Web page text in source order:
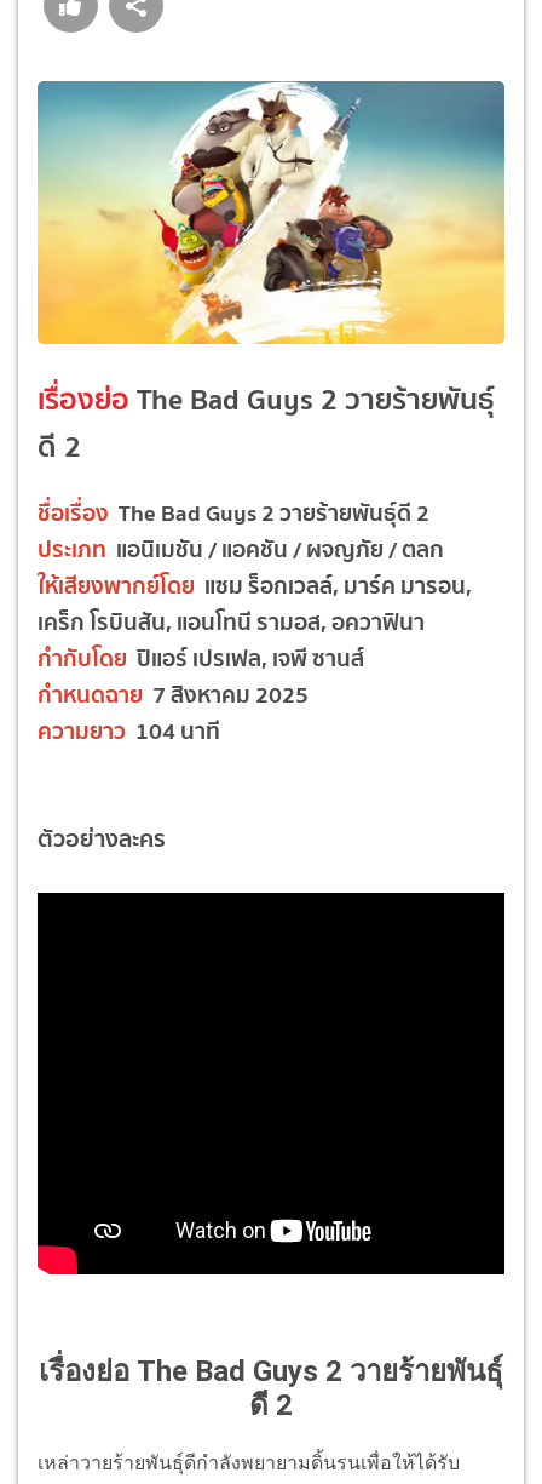
เรื่องย่อThe Bad Guys 2 วายร้ายพันธุ์
ดี 2
ชื่อเรื่อง The Bad Guys 2 วายร้ายพันธุ์ดี 2
ประเภท แอนิเมชัน / แอคชัน / ผจญภัย / ตลก
ให้เสียงพากย์โดย แซม ร็อกเวลล์, มาร์ค มารอน,
เคร็ก โรบินสัน, แอนโทนี รามอส, อควาฟินา
กำกับโดย ปิแอร์ เปรเฟล, เจพี ซานส์
กำหนดฉาย 7 สิงหาคม 2025
ความยาว 104 นาที
ตัวอย่างละคร
เรื่องย่อ The Bad Guys 2 วายร้ายพันธุ์
ดี 2
เหล่าวายร้ายพันธุ์ดีกำลังพยายามดิ้นรนเพื่อให้ได้รับ